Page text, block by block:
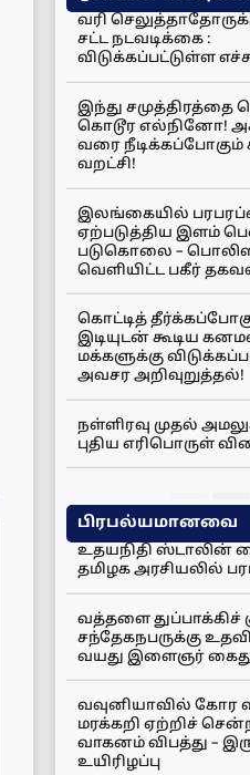
வரி
சட்ட நடவடிக்கை :
விடுக்கப்பட்டுள்ள
இந்து சமுத்திரத்தை
கொடூர எல்நினோ!
வரை நீடிக்கப்போகும்
வறட்சி!
இலங்கையில்
ஏற்படுத்திய இளம்
படுகொலை –
வெளியிட்ட பகீர்
கொட்டித்
இடியுடன் கூடிய
மக்களுக்கு
அவசர அறிவுறுத்தல்!
நள்ளிரவு முதல்
புதிய எரிபொருள்
பிரபல்யமானவை
உதயநிதி ஸ்டாலின்
தமிழக அரசியலில்
வத்தளை துப்பாக்கிச்
சந்தேகநபருக்கு
வயது இளைஞர்
வவுனியாவில் கோர
மரக்கறி ஏற்றிச்
வாகனம் விபத்து –
உயிரிழப்பு